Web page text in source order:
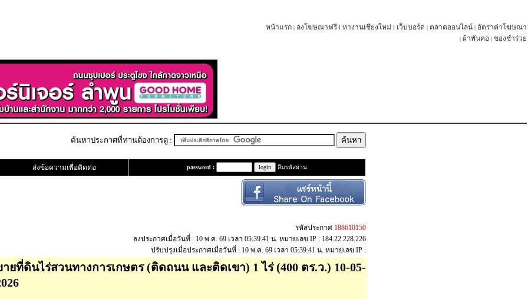
หน้าแรก | ลงโฆษณาฟรี l หางานเชียงใหม่ l เว็บบอร์ด | ตลาดออนไลน์ | อัตราค่าโฆษณา
| ผ้าพันคอ | ของชำร่วย
ค้นหาประกาศที่ท่านต้องการดู :
ส่งข้อความเพื่อติดต่อ password : ลืมรหัสผ่าน
รหัสประกาศ 188610150
ลงประกาศเมื่อวันที่ : 10 พ.ค. 69 เวลา 05:39:41 น. หมายเลข IP : 184.22.228.226
ปรับปรุงเมื่อประกาศเมื่อวันที่ : 10 พ.ค. 69 เวลา 05:39:41 น. หมายเลข IP :
ยที่ดินไร่สวนทางการเกษตร (ติดถนน และติดเขา) 1 ไร่ (400 ตร.ว.) 10-05-